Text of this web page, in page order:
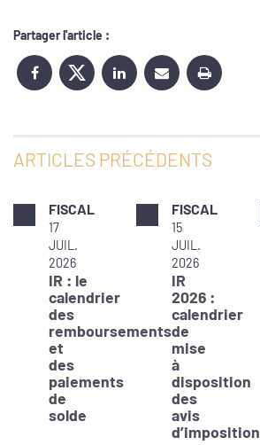
Partager l'article :
ARTICLES PRÉCÉDENTS
FISCAL
17
JUIL.
2026
IR : le
calendrier
des
remboursements
et
des
paiements
de
solde
FISCAL
15
JUIL.
2026
IR
2026 :
calendrier
de
mise
à
disposition
des
avis
d’imposition